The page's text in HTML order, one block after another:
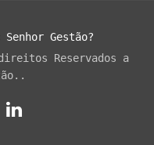
Senhor Gestão?
Reservados a